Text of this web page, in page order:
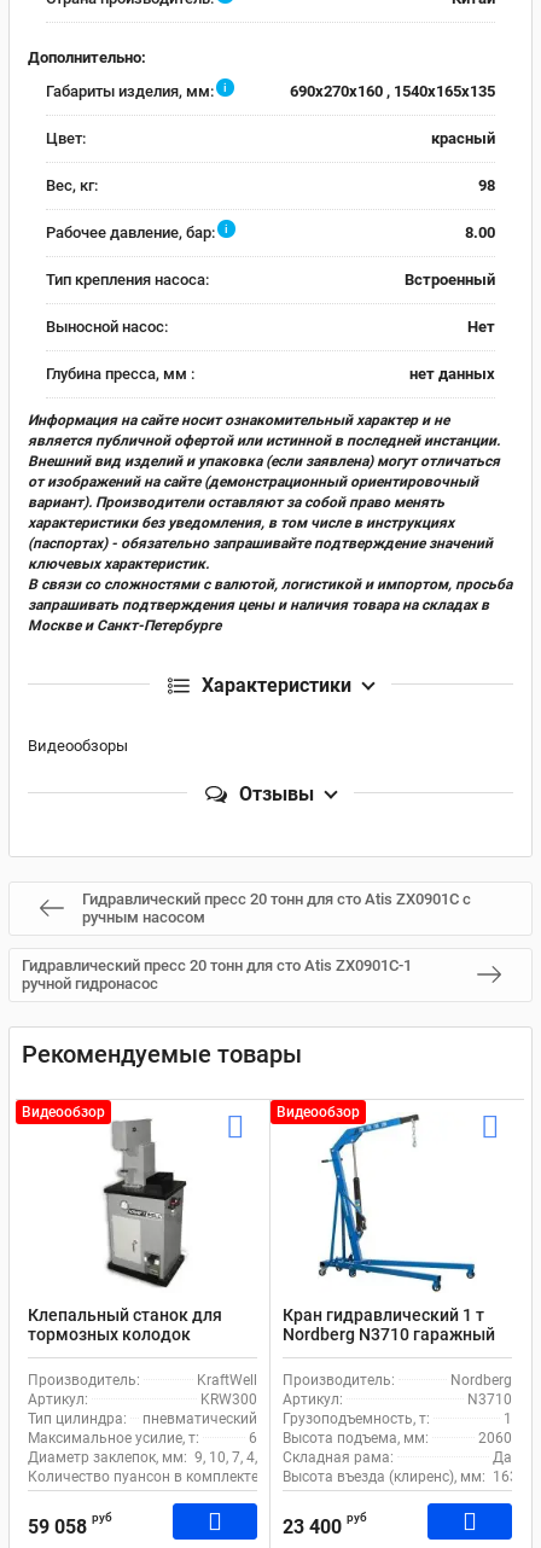
Дополнительно:
Габариты изделия, мм:
i 690x270x160 , 1540x165x135
Цвет: красный
Вес, кг: 98
Рабочее давление, бар: i 8.00
Тип крепления насоса: Встроенный
Выносной насос: Нет
Глубина пресса, мм : нет данных
Информация на сайте носит ознакомительный характер и не
является публичной офертой или истинной в последней инстанции.
Внешний вид изделий и упаковка (если заявлена) могут отличаться
от изображений на сайте (демонстрационный ориентировочный
вариант). Производители оставляют за собой право менять
характеристики без уведомления, в том числе в инструкциях
(паспортах) - обязательно запрашивайте подтверждение значений
ключевых характеристик.
В связи со сложностями с валютой, логистикой и импортом, просьба
запрашивать подтверждения цены и наличия товара на складах в
Москве и Санкт-Петербурге
Характеристики
Видеообзоры
Отзывы
Гидравлический пресс 20 тонн для сто Atis ZX0901C с
ручным насосом
Гидравлический пресс 20 тонн для сто Atis ZX0901C-1
ручной гидронасос
Рекомендуемые товары
Видеообзор
Клепальный станок для
тормозных колодок
KraftWell KRW300
пневматический 6 т
Производитель:
KraftWell
Артикул:
KRW300
Тип цилиндра:
пневматический
Максимальное усилие, т:
6
Диаметр заклепок, мм: 9, 10, 7, 4, 6, 8, 3, 5
Количество пуансон в комплекте, шт: 8
59 058 руб
Видеообзор
Кран гидравлический 1 т
Nordberg N3710 гаражный
Производитель:
Nordberg
Артикул:
N3710
Грузоподъемность, т:
1
Высота подъема, мм:
2060
Складная рама:
Да
Высота въезда (клиренс), мм: 163
23 400 руб